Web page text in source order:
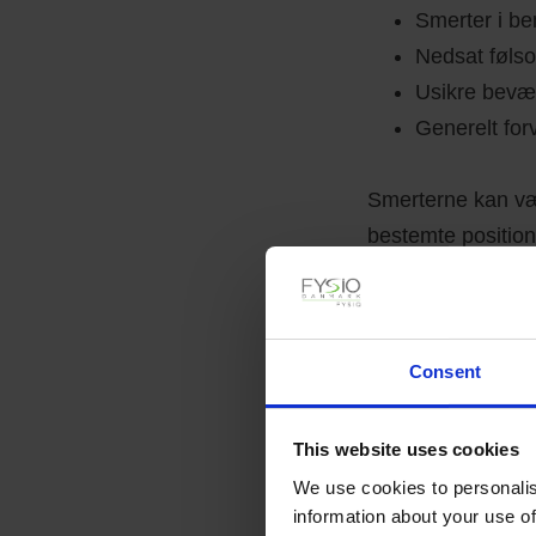
Consent
This website uses cookies
We use cookies to
information about your use
Smerter i
Nedsat
Usikre
Generelt
Smerterne kan
bestemte
Det er vigtigt at
alvorligheden af
planlægges og